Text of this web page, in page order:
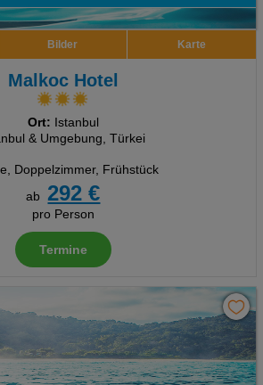
Bilder Karte
Malkoc Hotel
Ort: Istanbul
& Umgebung, Türkei
, Doppelzimmer, Frühstück
ab
292 €
pro Person
Termine